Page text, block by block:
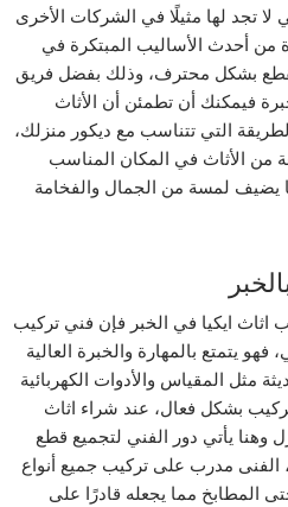
لا تجد لها مثيلًا في الشركات الأخرى
من أحدث الأساليب المبتكرة في
بشكل محترف، وذلك بفضل فريق
فيمكنك أن تطمئن أن الأثاث
التي تتناسب مع ديكور منزلك،
من الأثاث في المكان المناسب
يضيف لمسة من الجمال والفخامة
ايكيا في الخبر فإن فني تركيب
فهو يتمتع بالمهارة والخبرة العالية
مثل المقياس والأدوات الكهربائية
بشكل فعال، عند شراء اثاث
وهنا يأتي دور الفني لتجميع قطع
الفنى مدرب على تركيب جميع أنواع
المطابخ مما يجعله قادرًا على